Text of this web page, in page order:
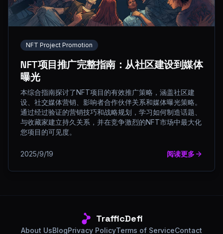
NFT Project Promotion
NFT项目推广完整指南：从社区建设到媒体
曝光
本综合指南探讨了NFT项目的有效推广策略，涵盖社区建
设、社交媒体营销、影响者合作伙伴关系和媒体曝光策略。
通过经过验证的营销技巧和战略规划，学习如何制造话题、
与收藏家建立持久关系，并在竞争激烈的NFT市场中最大化
您项目的可见度。
2025/9/19 阅读更多
TrafficDefi
About UsBlogPrivacy PolicyTerms of ServiceContact